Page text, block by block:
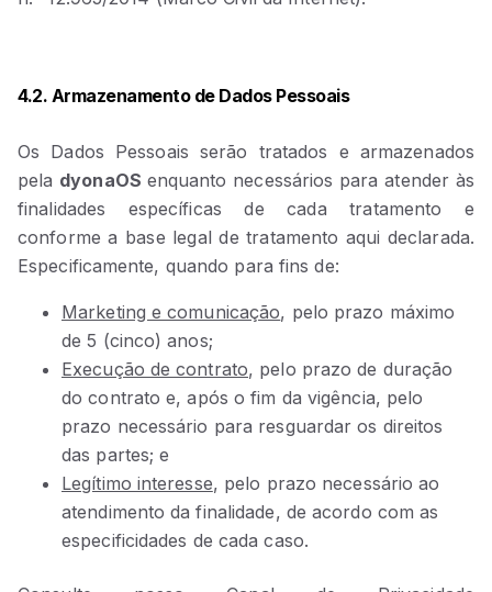
4.2. Armazenamento de Dados Pessoais
Os Dados Pessoais serão tratados e armazenados
pela dyonaOS enquanto necessários para atender às
finalidades específicas de cada tratamento e
conforme a base legal de tratamento aqui declarada.
Especificamente, quando para fins de:
Marketing e comunicação, pelo prazo máximo
de 5 (cinco) anos;
Execução de contrato, pelo prazo de duração
do contrato e, após o fim da vigência, pelo
prazo necessário para resguardar os direitos
das partes; e
Legítimo interesse, pelo prazo necessário ao
atendimento da finalidade, de acordo com as
especificidades de cada caso.